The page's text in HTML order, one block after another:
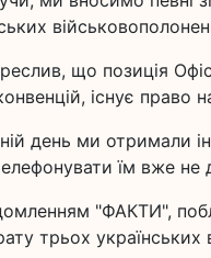
що позиція
існує право
день ми отримали
їм вже
"ФАКТИ",
трьох українських